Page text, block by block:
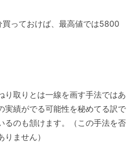
買っておけば、最高値では5800
り取りとは一線を画す手法ではあ
実績がでる可能性を秘めてる訳で
るのも頷けます。（この手法を否
ません）